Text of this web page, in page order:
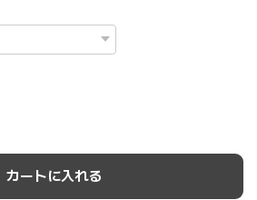
カートに入れる